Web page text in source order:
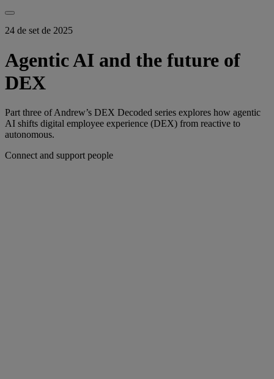
24 de set de 2025
Agentic AI and the future of
DEX
Part three of Andrew’s DEX Decoded series explores how agentic
AI shifts digital employee experience (DEX) from reactive to
autonomous.
Connect and support people